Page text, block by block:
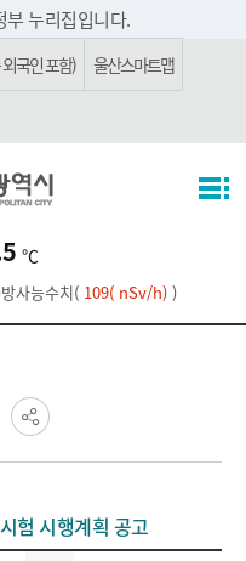
부 누리집입니다.
국인 포함) 울산스마트맵
℃
방사능수치(109( nSv/h) )
험 시행계획 공고